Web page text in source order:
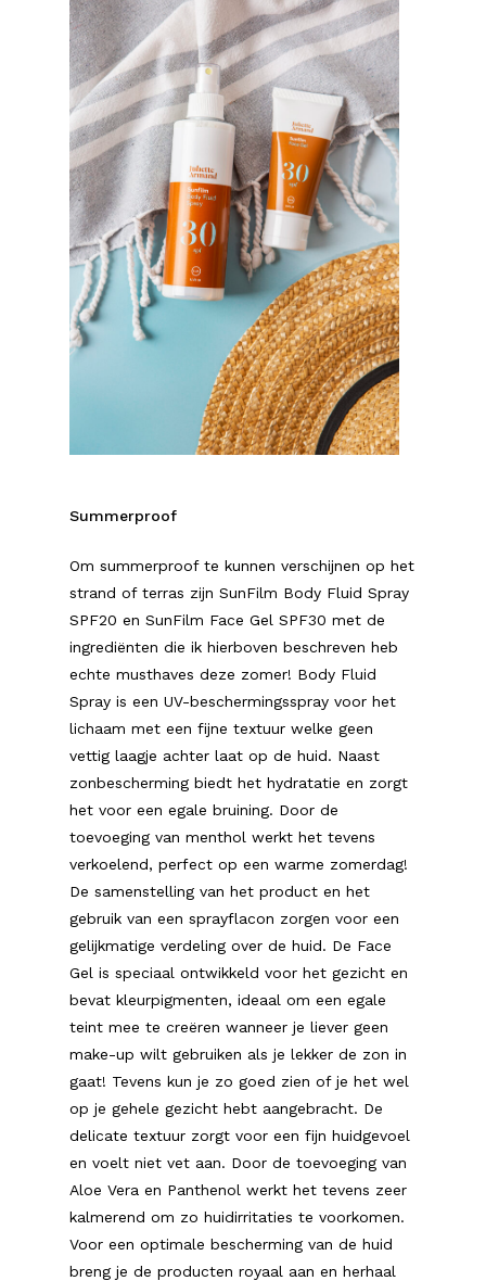
Summerproof
Om summerproof te kunnen verschijnen op het
strand of terras zijn SunFilm Body Fluid Spray
SPF20 en SunFilm Face Gel SPF30 met de
ingrediënten die ik hierboven beschreven heb
echte musthaves deze zomer! Body Fluid
Spray is een UV-beschermingsspray voor het
lichaam met een fijne textuur welke geen
vettig laagje achter laat op de huid. Naast
zonbescherming biedt het hydratatie en zorgt
het voor een egale bruining. Door de
toevoeging van menthol werkt het tevens
verkoelend, perfect op een warme zomerdag!
De samenstelling van het product en het
gebruik van een sprayflacon zorgen voor een
gelijkmatige verdeling over de huid. De Face
Gel is speciaal ontwikkeld voor het gezicht en
bevat kleurpigmenten, ideaal om een egale
teint mee te creëren wanneer je liever geen
make-up wilt gebruiken als je lekker de zon in
gaat! Tevens kun je zo goed zien of je het wel
op je gehele gezicht hebt aangebracht. De
delicate textuur zorgt voor een fijn huidgevoel
en voelt niet vet aan. Door de toevoeging van
Aloe Vera en Panthenol werkt het tevens zeer
kalmerend om zo huidirritaties te voorkomen.
Voor een optimale bescherming van de huid
breng je de producten royaal aan en herhaal